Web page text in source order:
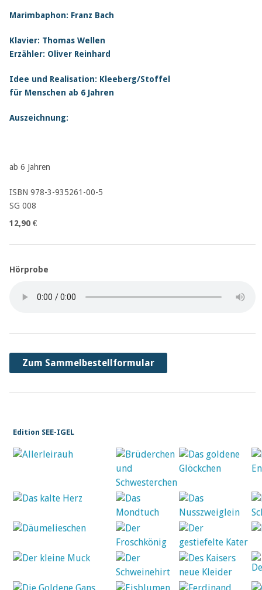
Marimbaphon: Franz Bach
Klavier: Thomas Wellen
Erzähler: Oliver Reinhard
Idee und Realisation: Kleeberg/Stoffel
für Menschen ab 6 Jahren
Auszeichnung:
ab 6 Jahren
ISBN 978-3-935261-00-5
SG 008
12,90 €
Hörprobe
Zum Sammelbestellformular
Edition SEE-IGEL